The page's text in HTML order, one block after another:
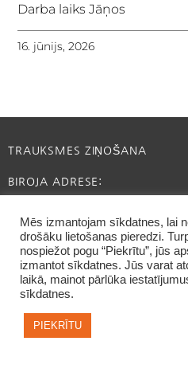
Darba laiks Jāņos
16. jūnijs, 2026
TRAUKSMES ZIŅOŠANA
BIROJA ADRESE:
INFO@CAFFEINE.LV
Mēs izmantojam sīkdatnes, lai
drošāku lietošanas pieredzi.
nospiežot pogu “Piekrītu”, jūs
izmantot sīkdatnes. Jūs varat
laikā, mainot pārlūka
sīkdatnes.
PIEKRĪTU